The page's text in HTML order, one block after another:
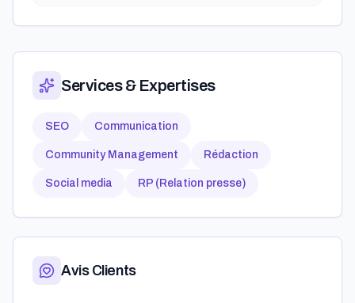
Services & Expertises
SEO Communication
Community Management Rédaction
Social media RP (Relation presse)
Avis Clients